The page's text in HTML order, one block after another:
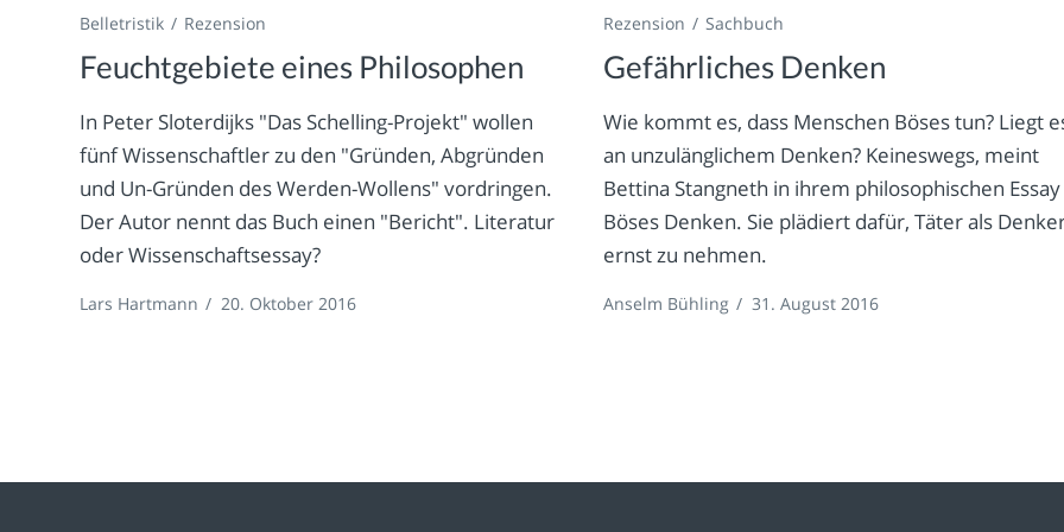
Belletristik Rezension
Feuchtgebiete eines Philosophen
In Peter Sloterdijks "Das Schelling-Projekt" wollen
fünf Wissenschaftler zu den "Gründen, Abgründen
und Un-Gründen des Werden-Wollens" vordringen.
Der Autor nennt das Buch einen "Bericht". Literatur
oder Wissenschaftsessay?
Lars Hartmann / 20. Oktober 2016
Rezension Sachbuch
Gefährliches Denken
Wie kommt es, dass Menschen Böses tun? Liegt
an unzulänglichem Denken? Keineswegs, meint
Bettina Stangneth in ihrem philosophischen Essay
Böses Denken. Sie plädiert dafür, Täter als
ernst zu nehmen.
Anselm Bühling / 31. August 2016